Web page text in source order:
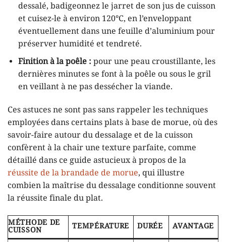
dessalé, badigeonnez le jarret de son jus de cuisson
et cuisez-le à environ 120°C, en l’enveloppant
éventuellement dans une feuille d’aluminium pour
préserver humidité et tendreté.
Finition à la poêle : pour une peau croustillante, les
dernières minutes se font à la poêle ou sous le gril
en veillant à ne pas dessécher la viande.
Ces astuces ne sont pas sans rappeler les techniques
employées dans certains plats à base de morue, où des
savoir-faire autour du dessalage et de la cuisson
confèrent à la chair une texture parfaite, comme
détaillé dans ce guide astucieux à propos de la
réussite de la brandade de morue, qui illustre
combien la maîtrise du dessalage conditionne souvent
la réussite finale du plat.
MÉTHODE DE
CUISSON
TEMPÉRATURE DURÉE AVANTAGE